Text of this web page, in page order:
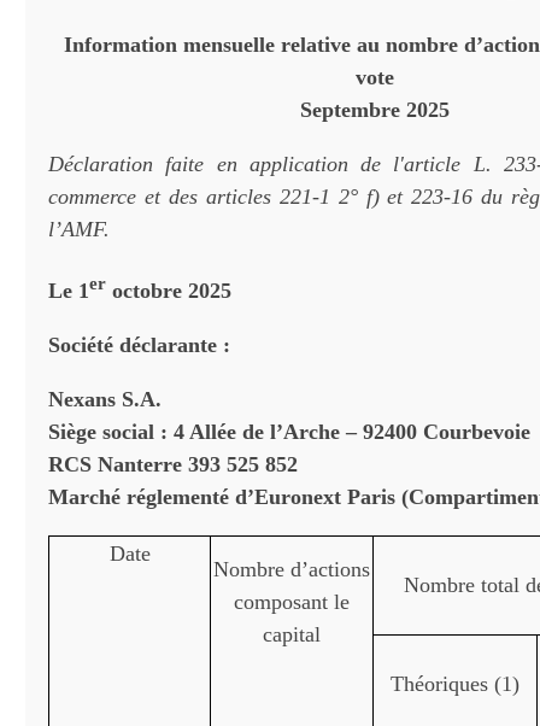
Information mensuelle relative au nombre
vote
Septembre 2025
Déclaration faite en application de l'article L.
commerce et des articles 221-1 2° f) et 223-16 du
l’AMF.
Le 1er octobre 2025
Société déclarante :
Nexans S.A.
Siège social : 4 Allée de l’Arche – 92400 Courbevoie
RCS Nanterre 393 525 852
Marché réglementé d’Euronext Paris
Date
Nombre d’actions
composant le
capital
Nombre total
Théoriques (1)